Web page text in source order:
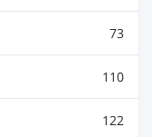
73
110
122